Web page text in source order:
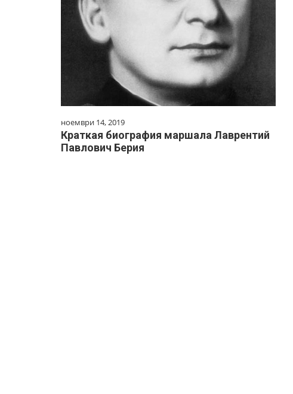
ноември 14, 2019
Краткая биография маршала Лаврентий
Павлович Берия